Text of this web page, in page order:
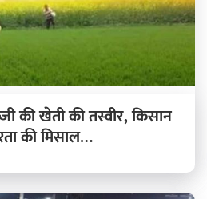
की खेती की तस्वीर, किसान
की मिसाल…